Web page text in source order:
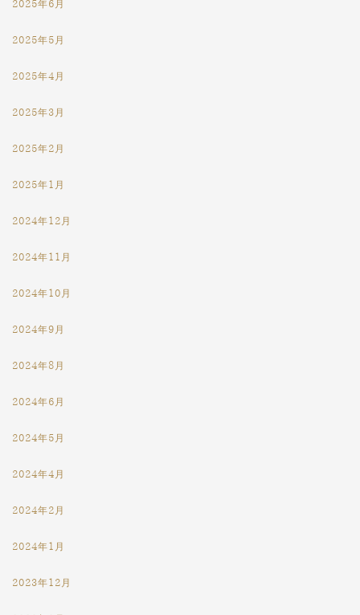
2025年6月
2025年5月
2025年4月
2025年3月
2025年2月
2025年1月
2024年12月
2024年11月
2024年10月
2024年9月
2024年8月
2024年6月
2024年5月
2024年4月
2024年2月
2024年1月
2023年12月